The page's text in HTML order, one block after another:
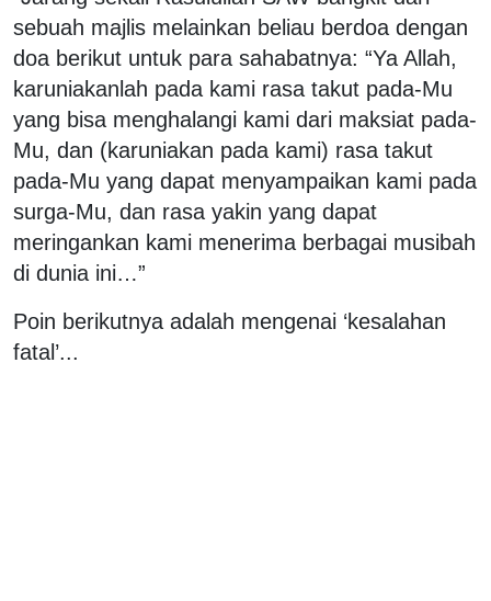
sebuah majlis melainkan beliau berdoa dengan
doa berikut untuk para sahabatnya: “Ya Allah,
karuniakanlah pada kami rasa takut pada-Mu
yang bisa menghalangi kami dari maksiat pada-
Mu, dan (karuniakan pada kami) rasa takut
pada-Mu yang dapat menyampaikan kami pada
surga-Mu, dan rasa yakin yang dapat
meringankan kami menerima berbagai musibah
di dunia ini…”
Poin berikutnya adalah mengenai ‘kesalahan
fatal’...